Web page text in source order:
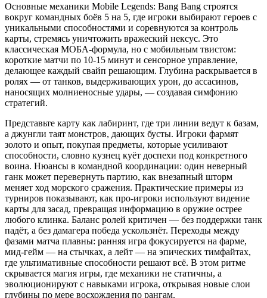
Основные механики Mobile Legends: Bang Bang строятся
вокруг командных боёв 5 на 5, где игроки выбирают героев с
уникальными способностями и соревнуются за контроль
карты, стремясь уничтожить вражеский нексус. Это
классическая МОБА-формула, но с мобильным твистом:
короткие матчи по 10-15 минут и сенсорное управление,
делающее каждый свайп решающим. Глубина раскрывается в
ролях — от танков, выдерживающих урон, до ассасинов,
наносящих молниеносные удары, — создавая симфонию
стратегий.
Представьте карту как лабиринт, где три линии ведут к базам,
а джунгли таят монстров, дающих бусты. Игроки фармят
золото и опыт, покупая предметы, которые усиливают
способности, словно кузнец куёт доспехи под конкретного
воина. Нюансы в командной координации: один неверный
ганк может перевернуть партию, как внезапный шторм
меняет ход морского сражения. Практические примеры из
турниров показывают, как про-игроки используют видение
карты для засад, превращая информацию в оружие острее
любого клинка. Баланс ролей критичен — без поддержки танк
падёт, а без дамагера победа ускользнёт. Переходы между
фазами матча плавны: ранняя игра фокусируется на фарме,
мид-гейм — на стычках, а лейт — на эпических тимфайтах,
где ультимативные способности решают всё. В этом ритме
скрывается магия игры, где механики не статичны, а
эволюционируют с навыками игрока, открывая новые слои
глубины по мере восхождения по рангам.